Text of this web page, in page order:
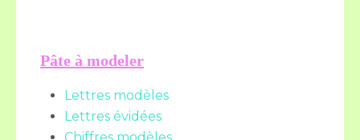
Pâte à modeler
Lettres modèles
Lettres évidées